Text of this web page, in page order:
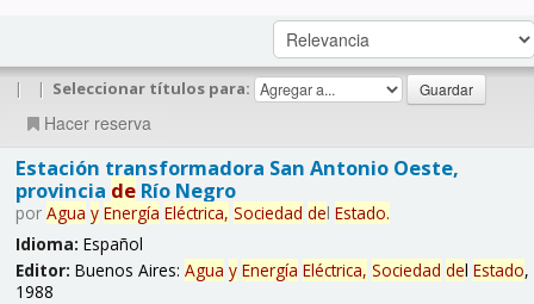
| | Seleccionar títulos para:
Hacer reserva
Estación transformadora San Antonio Oeste,
provincia deRío Negro
por Agua y Energía Eléctrica, Sociedad del Estado.
Idioma: Español
Editor: Buenos Aires: Agua y Energía Eléctrica, Sociedad del Estado,
1988